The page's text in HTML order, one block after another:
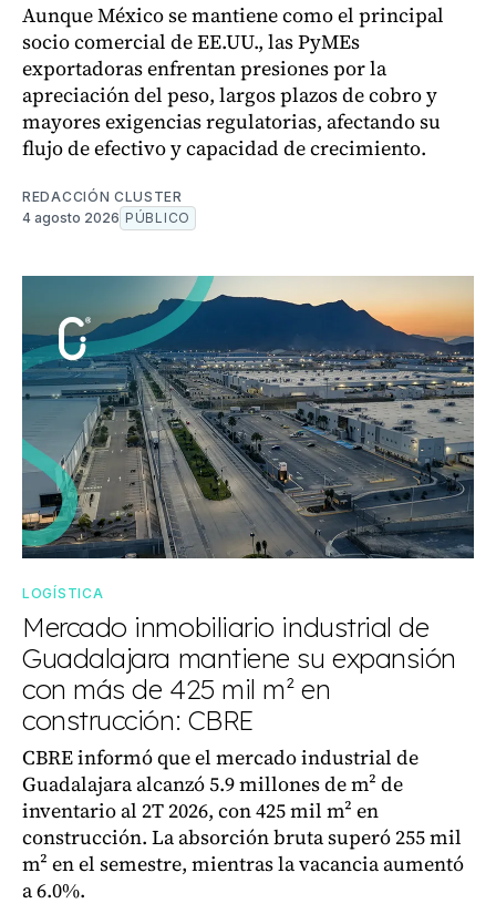
Aunque México se mantiene como el principal
socio comercial de EE.UU., las PyMEs
exportadoras enfrentan presiones por la
apreciación del peso, largos plazos de cobro y
mayores exigencias regulatorias, afectando su
flujo de efectivo y capacidad de crecimiento.
REDACCIÓN CLUSTER
4 agosto 2026 PÚBLICO
LOGÍSTICA
Mercado inmobiliario industrial de
Guadalajara mantiene su expansión
con más de 425 mil m² en
construcción: CBRE
CBRE informó que el mercado industrial de
Guadalajara alcanzó 5.9 millones de m² de
inventario al 2T 2026, con 425 mil m² en
construcción. La absorción bruta superó 255 mil
m² en el semestre, mientras la vacancia aumentó
a 6.0%.